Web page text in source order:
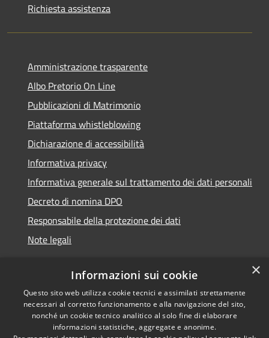
Richiesta assistenza
Amministrazione trasparente
Albo Pretorio On Line
Pubblicazioni di Matrimonio
Piattaforma whistleblowing
Dichiarazione di accessibilità
Informativa privacy
Informativa generale sul trattamento dei dati personali
Decreto di nomina DPO
Responsabile della protezione dei dati
Note legali
RSS
Accessibilità
© 2021 - 2026 Comune di
Chiavari -Area Riservata
×
Informazioni sui cookie
Questo sito web utilizza cookie tecnici e assimilati strettamente
necessari al corretto funzionamento e alla navigazione del sito,
nonché un cookie tecnico analitico al solo fine di elaborare
informazioni statistiche, aggregate e anonime.